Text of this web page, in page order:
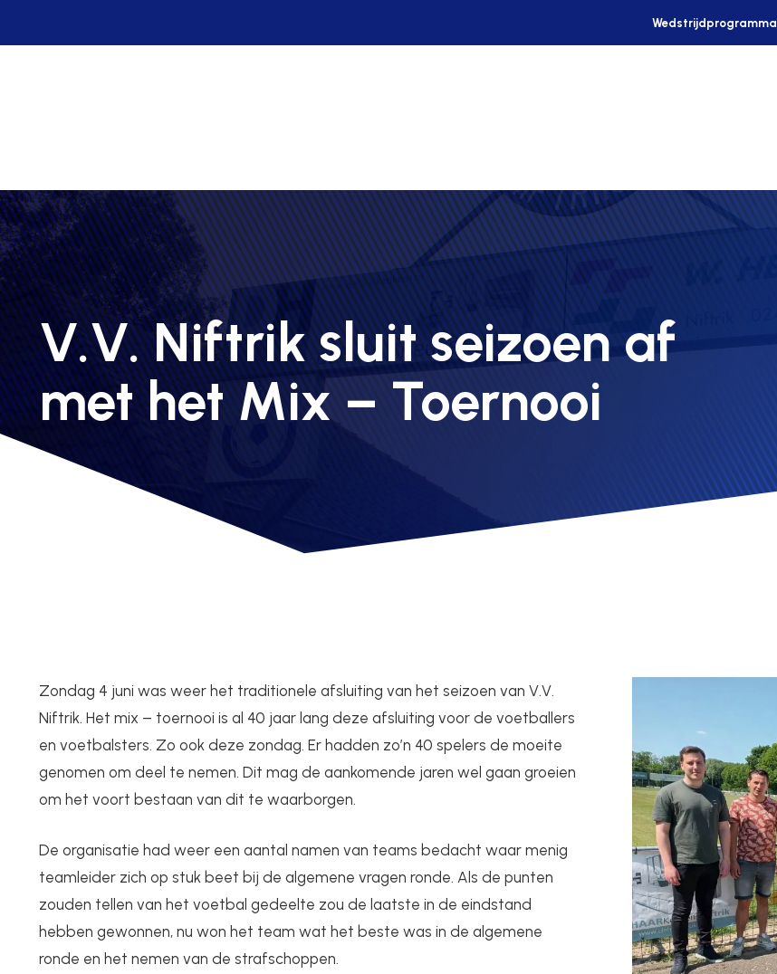
Wedstrijdprogramma
V.V. Niftrik sluit seizoen af
met het Mix – Toernooi
Zondag 4 juni was weer het traditionele afsluiting van het seizoen van V.V.
Niftrik. Het mix – toernooi is al 40 jaar lang deze afsluiting voor de voetballers
en voetbalsters. Zo ook deze zondag. Er hadden zo’n 40 spelers de moeite
genomen om deel te nemen. Dit mag de aankomende jaren wel gaan groeien
om het voort bestaan van dit te waarborgen.
De organisatie had weer een aantal namen van teams bedacht waar menig
teamleider zich op stuk beet bij de algemene vragen ronde. Als de punten
zouden tellen van het voetbal gedeelte zou de laatste in de eindstand
hebben gewonnen, nu won het team wat het beste was in de algemene
ronde en het nemen van de strafschoppen.